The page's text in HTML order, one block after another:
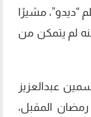
مشيرًا
لم يتمكن من
عبدالعزيز
المقبل،